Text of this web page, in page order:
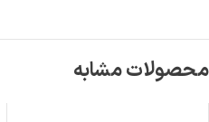
محصولات مشابه